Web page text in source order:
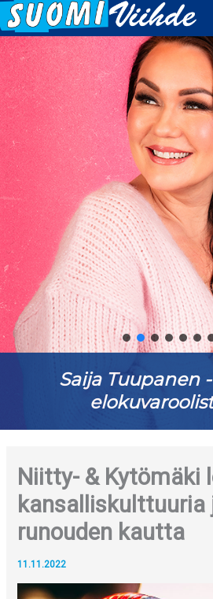
Saija Tuupanen
Niitty- & Kytömäki
kansalliskulttuuria
runouden kautta
11.11.2022